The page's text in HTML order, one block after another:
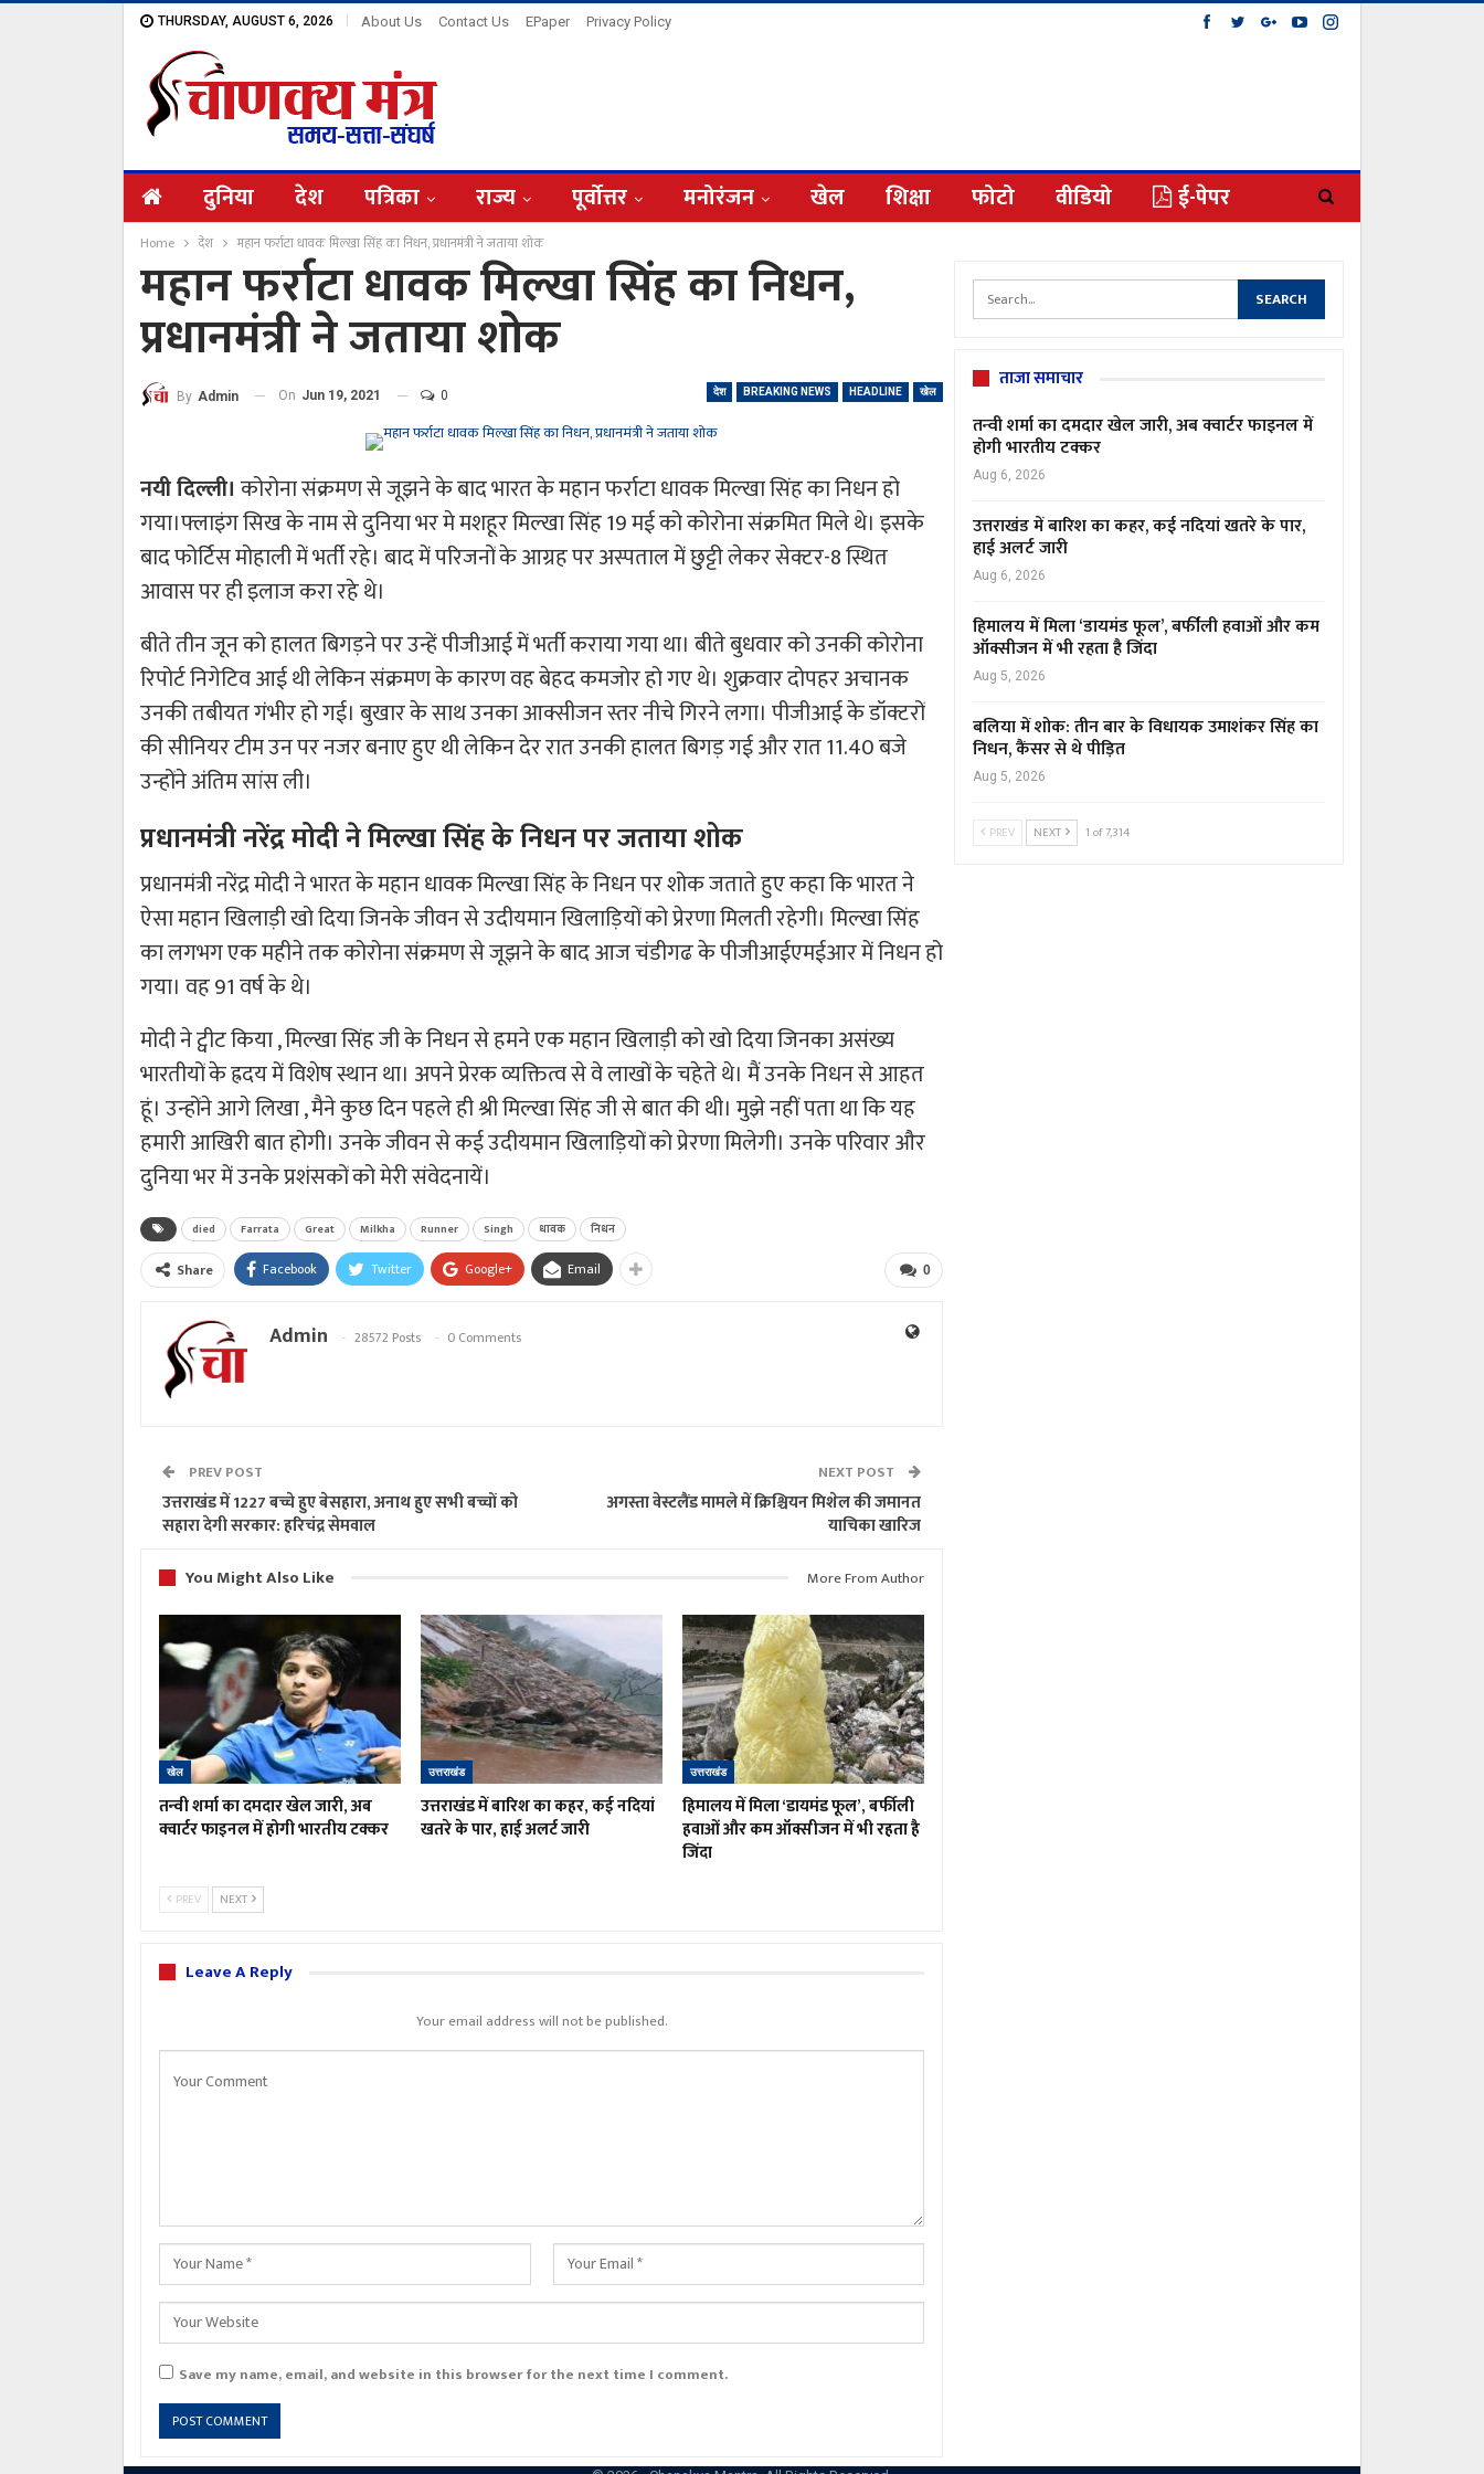
THURSDAY, AUGUST 6, 2026 About Us Contact Us EPaper Privacy Policy
दुनिया देश पत्रिका राज्य पूर्वोत्तर मनोरंजन खेल शिक्षा फोटो वीडियो ई-पेपर
Home देश महान फर्राटा धावक मिल्खा सिंह का निधन, प्रधानमंत्री ने जताया शोक
महान फर्राटा धावक मिल्खा सिंह का निधन,
प्रधानमंत्री ने जताया शोक
देश BREAKING NEWS HEADLINE खेल
By Admin On Jun 19, 2021 0
नयी दिल्ली। कोरोना संक्रमण से जूझने के बाद भारत के महान फर्राटा धावक मिल्खा सिंह का निधन हो
गया।फ्लाइंग सिख के नाम से दुनिया भर मे मशहूर मिल्खा सिंह 19 मई को कोरोना संक्रमित मिले थे। इसके
बाद फोर्टिस मोहाली में भर्ती रहे। बाद में परिजनों के आग्रह पर अस्पताल में छुट्टी लेकर सेक्टर-8 स्थित
आवास पर ही इलाज करा रहे थे।
बीते तीन जून को हालत बिगड़ने पर उन्हें पीजीआई में भर्ती कराया गया था। बीते बुधवार को उनकी कोरोना
रिपोर्ट निगेटिव आई थी लेकिन संक्रमण के कारण वह बेहद कमजोर हो गए थे। शुक्रवार दोपहर अचानक
उनकी तबीयत गंभीर हो गई। बुखार के साथ उनका आक्सीजन स्तर नीचे गिरने लगा। पीजीआई के डॉक्टरों
की सीनियर टीम उन पर नजर बनाए हुए थी लेकिन देर रात उनकी हालत बिगड़ गई और रात 11.40 बजे
उन्होंने अंतिम सांस ली।
प्रधानमंत्री नरेंद्र मोदी ने मिल्खा सिंह के निधन पर जताया शोक
प्रधानमंत्री नरेंद्र मोदी ने भारत के महान धावक मिल्खा सिंह के निधन पर शोक जताते हुए कहा कि भारत ने
ऐसा महान खिलाड़ी खो दिया जिनके जीवन से उदीयमान खिलाड़ियों को प्रेरणा मिलती रहेगी। मिल्खा सिंह
का लगभग एक महीने तक कोरोना संक्रमण से जूझने के बाद आज चंडीगढ के पीजीआईएमईआर में निधन हो
गया। वह 91 वर्ष के थे।
मोदी ने ट्वीट किया , मिल्खा सिंह जी के निधन से हमने एक महान खिलाड़ी को खो दिया जिनका असंख्य
भारतीयों के ह्रदय में विशेष स्थान था। अपने प्रेरक व्यक्तित्व से वे लाखों के चहेते थे। मैं उनके निधन से आहत
हूं। उन्होंने आगे लिखा , मैने कुछ दिन पहले ही श्री मिल्खा सिंह जी से बात की थी। मुझे नहीं पता था कि यह
हमारी आखिरी बात होगी। उनके जीवन से कई उदीयमान खिलाड़ियों को प्रेरणा मिलेगी। उनके परिवार और
दुनिया भर में उनके प्रशंसकों को मेरी संवेदनायें।
died Farrata Great Milkha Runner Singh धावक निधन
0
Share Facebook Twitter Google+ Email
Admin 28572 Posts 0 Comments
PREV POST
उत्तराखंड में 1227 बच्चे हुए बेसहारा, अनाथ हुए सभी बच्चों को
सहारा देगी सरकार: हरिचंद्र सेमवाल
NEXT POST
अगस्ता वेस्टलैंड मामले में क्रिश्चियन मिशेल की जमानत
याचिका खारिज
You Might Also Like
More From Author
खेल
तन्वी शर्मा का दमदार खेल जारी, अब
क्वार्टर फाइनल में होगी भारतीय टक्कर
उत्तराखंड
उत्तराखंड में बारिश का कहर, कई नदियां
खतरे के पार, हाई अलर्ट जारी
उत्तराखंड
हिमालय में मिला ‘डायमंड फूल’, बर्फीली
हवाओं और कम ऑक्सीजन में भी रहता है
जिंदा
PREV NEXT
Leave A Reply
Your email address will not be published.
Save my name, email, and website in this browser for the next time I comment.
ताजा समाचार
तन्वी शर्मा का दमदार खेल जारी, अब क्वार्टर फाइनल में
होगी भारतीय टक्कर
Aug 6, 2026
उत्तराखंड में बारिश का कहर, कई नदियां खतरे के पार,
हाई अलर्ट जारी
Aug 6, 2026
हिमालय में मिला ‘डायमंड फूल’, बर्फीली हवाओं और कम
ऑक्सीजन में भी रहता है जिंदा
Aug 5, 2026
बलिया में शोक: तीन बार के विधायक उमाशंकर सिंह का
निधन, कैंसर से थे पीड़ित
Aug 5, 2026
PREV NEXT 1 of 7,314